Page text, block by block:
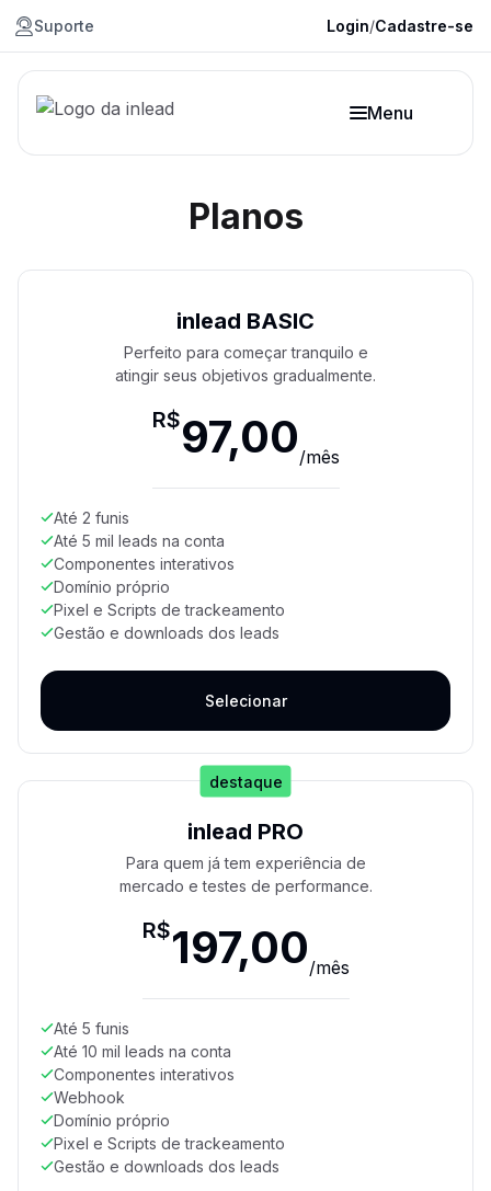
Suporte Login/Cadastre-se
Menu
Planos
inlead BASIC
Perfeito para começar tranquilo e
atingir seus objetivos gradualmente.
R$97,00/mês
Até 2 funis
Até 5 mil leads na conta
Componentes interativos
Domínio próprio
Pixel e Scripts de trackeamento
Gestão e downloads dos leads
Selecionar
destaque
inlead PRO
Para quem já tem experiência de
mercado e testes de performance.
R$197,00/mês
Até 5 funis
Até 10 mil leads na conta
Componentes interativos
Webhook
Domínio próprio
Pixel e Scripts de trackeamento
Gestão e downloads dos leads